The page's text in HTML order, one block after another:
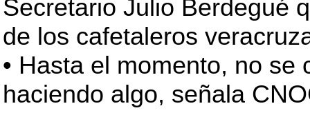
Secretario Julio Berdegué
de los cafetaleros
• Hasta el momento, no se
haciendo algo, señala